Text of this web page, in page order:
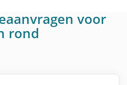
voor
rond